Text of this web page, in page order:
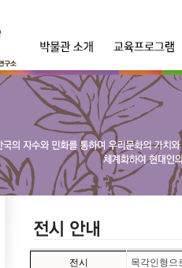
전시 목각인형으